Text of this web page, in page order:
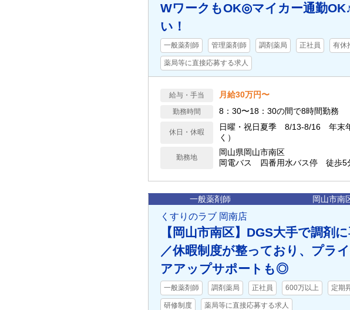
WワークもOK◎マイカー通勤
い！
一般薬剤師 管理薬剤師 調剤薬局 正社員 有休
薬局等に直接応募する求人
給与・手当 月給30万円〜
勤務時間 8：30〜18：30の間で8時間勤務
休日・休暇
日曜・祝日夏季 8/13-8/16
く）
勤務地
岡山県岡山市南区
岡電バス 四番用水バス停 徒歩5
一般薬剤師 岡山市南
くすりのラブ 岡南店
【岡山市南区】DGS大手で調剤
／休暇制度が整っており、プラ
アアップサポートも◎
一般薬剤師 調剤薬局 正社員 600万以上 定期
研修制度 薬局等に直接応募する求人